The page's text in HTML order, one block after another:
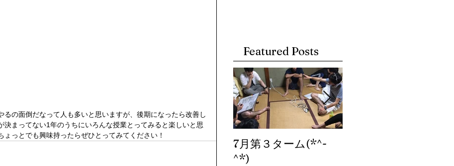
るの面倒だなって人も多いと思いますが、後期になったら改善し
決まってない1年のうちにいろんな授業とってみると楽しいと思
っとでも興味持ったらぜひとってみてください！
Featured Posts
7月第３ターム(*^-
^*)